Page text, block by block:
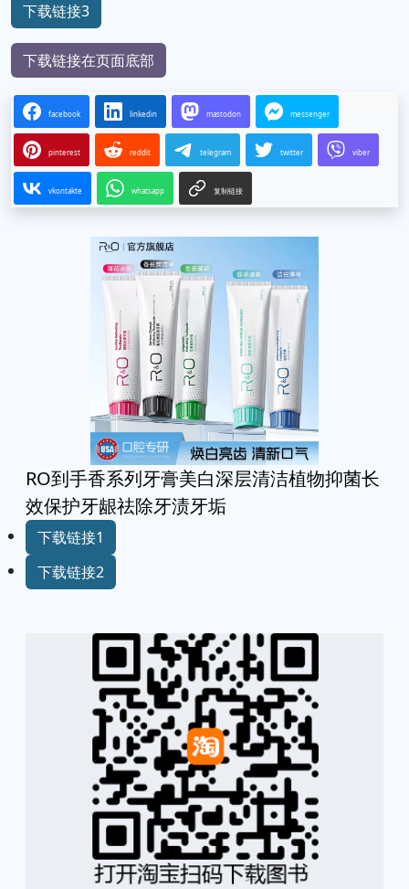
下载链接3
下载链接在页面底部
facebook linkedin mastodon messenger
pinterest reddit telegram twitter viber
vkontakte whatsapp 复制链接
RO到手香系列牙膏美白深层清洁植物抑菌长
效保护牙龈祛除牙渍牙垢
下载链接1
下载链接2